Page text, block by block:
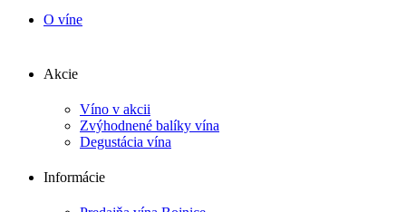
O víne
Akcie
Víno v akcii
Zvýhodnené balíky vína
Degustácia vína
Informácie